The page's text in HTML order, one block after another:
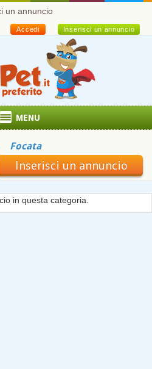
un annuncio
Inserisci un annuncio
Accedi
MENU
Focata
Inserisci un annuncio
in questa categoria.